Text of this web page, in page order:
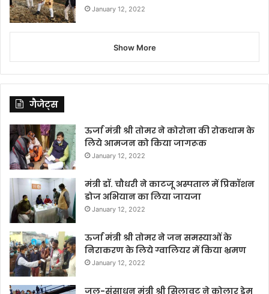
January 12, 2022
Show More
गैजेट्स
ऊर्जा मंत्री श्री तोमर ने कोरोना की रोकथाम के
लिये आमजन को किया जागरूक
January 12, 2022
मंत्री डॉ. चौधरी ने काटजू अस्पताल में प्रिकॉशन
डोज अभियान का लिया जायजा
January 12, 2022
ऊर्जा मंत्री श्री तोमर ने जन समस्याओं के
निराकरण के लिये ग्वालियर में किया भ्रमण
January 12, 2022
जल-संसाधन मंत्री श्री सिलावट ने कोलार डेम